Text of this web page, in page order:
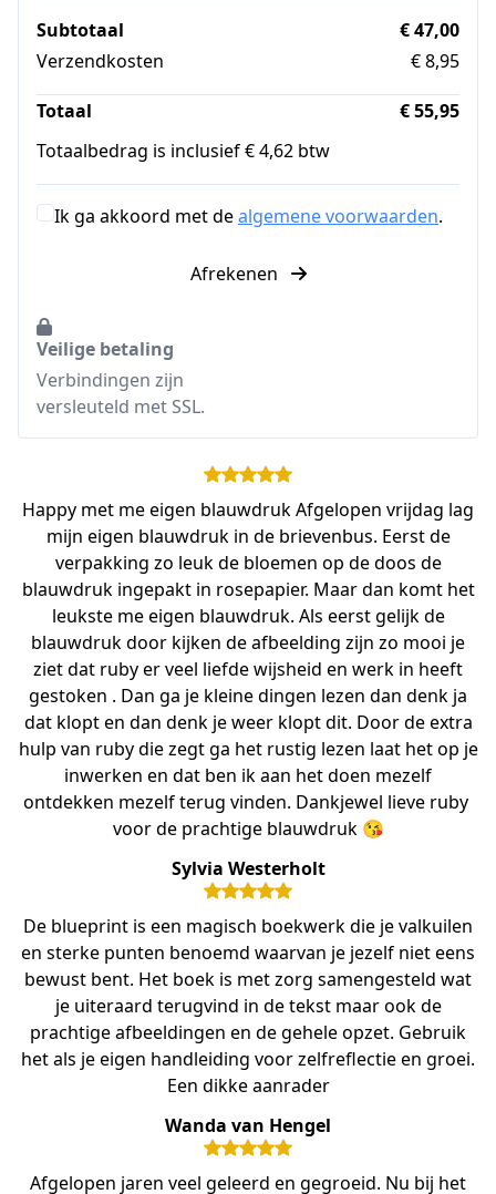
Subtotaal
€ 47,00
Verzendkosten
€ 8,95
Totaal
€ 55,95
Totaalbedrag is inclusief € 4,62 btw
Ik ga akkoord met dealgemene voorwaarden.
Afrekenen
Veilige betaling
Verbindingen zijn
versleuteld met SSL.
Happy met me eigen blauwdruk Afgelopen vrijdag lag
mijn eigen blauwdruk in de brievenbus. Eerst de
verpakking zo leuk de bloemen op de doos de
blauwdruk ingepakt in rosepapier. Maar dan komt het
leukste me eigen blauwdruk. Als eerst gelijk de
blauwdruk door kijken de afbeelding zijn zo mooi je
ziet dat ruby ​​er veel liefde wijsheid en werk in heeft
gestoken . Dan ga je kleine dingen lezen dan denk ja
dat klopt en dan denk je weer klopt dit. Door de extra
hulp van ruby ​​die zegt ga het rustig lezen laat het op je
inwerken en dat ben ik aan het doen mezelf
ontdekken mezelf terug vinden. Dankjewel lieve ruby ​​
voor de prachtige blauwdruk 😘
Sylvia Westerholt
De blueprint is een magisch boekwerk die je valkuilen
en sterke punten benoemd waarvan je jezelf niet eens
bewust bent. Het boek is met zorg samengesteld wat
je uiteraard terugvind in de tekst maar ook de
prachtige afbeeldingen en de gehele opzet. Gebruik
het als je eigen handleiding voor zelfreflectie en groei.
Een dikke aanrader
Wanda van Hengel
Afgelopen jaren veel geleerd en gegroeid. Nu bij het